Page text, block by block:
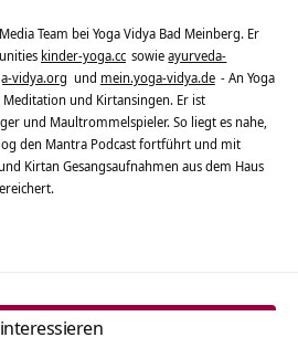
Team bei Yoga Vidya Bad Meinberg. Er
kinder-yoga.cc sowieayurveda-
vidya.org und mein.yoga-vidya.de - An Yoga
und Kirtansingen. Er ist
und Maultrommelspieler. So liegt es nahe,
den Mantra Podcast fortführt und mit
Kirtan Gesangsaufnahmen aus dem Haus